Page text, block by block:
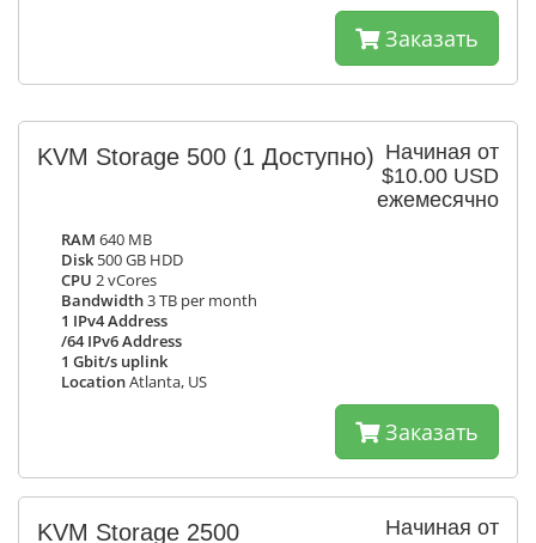
Заказать
Начиная от
$10.00 USD
ежемесячно
KVM Storage 500 (1 Доступно)
RAM 640 MB
Disk 500 GB HDD
CPU 2 vCores
Bandwidth3 TB per month
1 IPv4 Address
/64 IPv6 Address
1 Gbit/s uplink
LocationAtlanta, US
Заказать
Начиная от
KVM Storage 2500